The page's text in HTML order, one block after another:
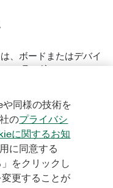
、ボードまたはデバイ
して取り込み、このエ
ンドルパラメータと
す。
リプタが、入力とし
同様の技術を
のプライバシ
に関するお知
に同意する
をクリックし
更することが